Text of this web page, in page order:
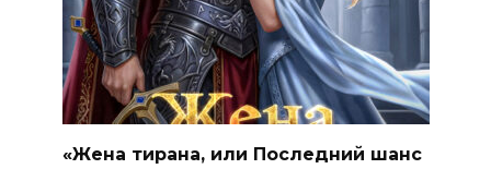
«Жена тирана, или Последний шанс